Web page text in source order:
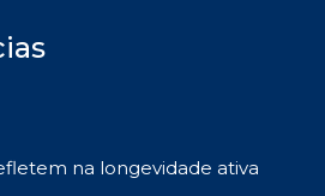
na longevidade ativa